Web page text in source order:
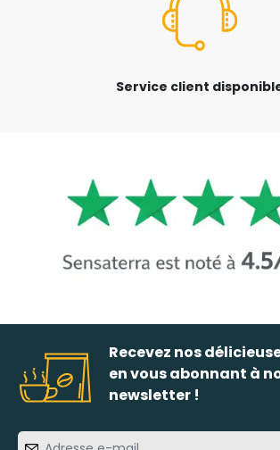
Service client
Recevez nos
en vous abonnant à
newsletter !